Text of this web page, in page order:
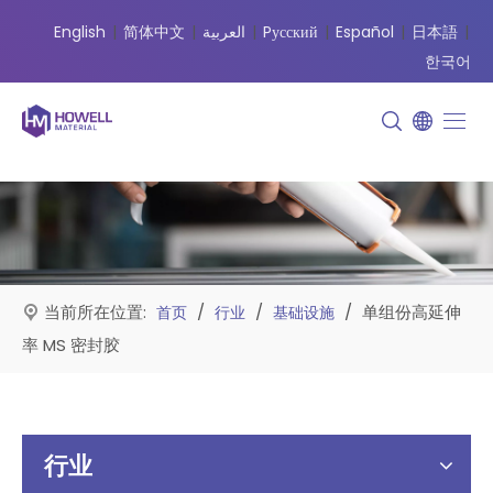
English | 简体中文 | العربية | Pусский | Español | 日本語 |
한국어
当前所在位置: 首页 / 行业 / 基础设施 / 单组份高延伸
率 MS 密封胶
行业